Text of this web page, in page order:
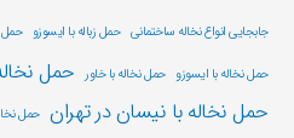
جابجایی انواع نخاله ساختمانی حمل زباله با ایسوزو
حمل نخاله با ایسوزو حمل نخاله با خاور حمل
حمل نخاله با نیسان در تهران حمل